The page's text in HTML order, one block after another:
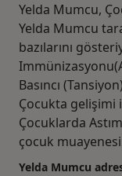
Yelda Mumcu,
Yelda Mumcu
bazılarını
Basıncı
Çocukta gelişimi
Çocuklarda
çocuk
Yelda Mumcu